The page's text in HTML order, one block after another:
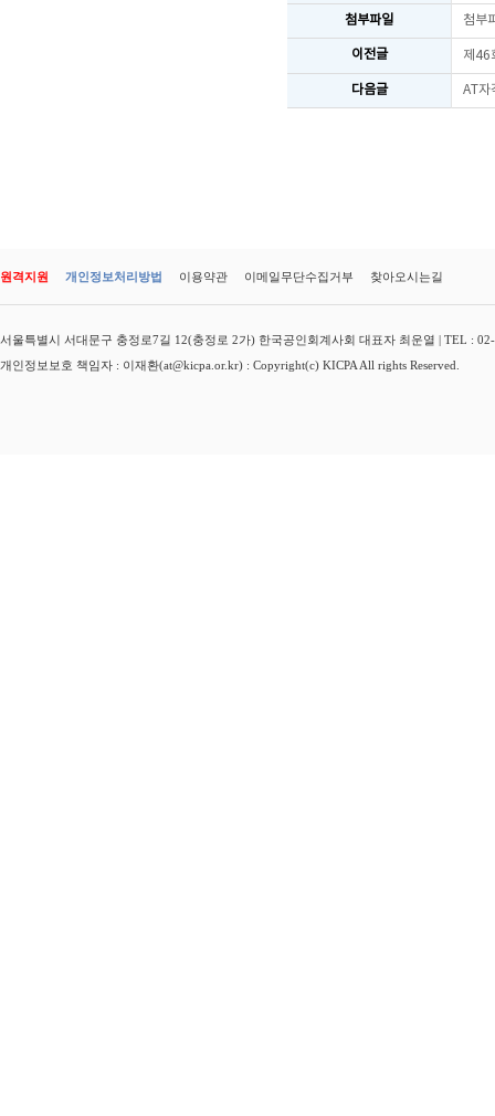
첨부파일 첨부
이전글 제46
다음글 AT자
원격지원 개인정보처리방법 이용약관 이메일무단수집거부 찾아오시는길
서울특별시 서대문구 충정로7길 12(충정로 2가) 한국공인회계사회 대표자 최운열 | TEL :
개인정보보호 책임자 : 이재환(at@kicpa.or.kr) : Copyright(c) KICPA All rights Reserved.